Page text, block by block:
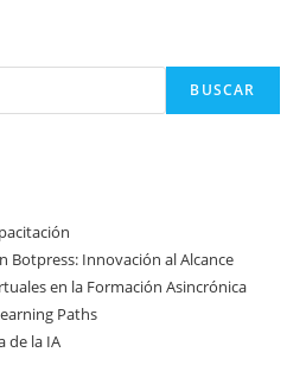
BUSCAR
Botpress: Innovación al Alcance
en la Formación Asincrónica
Paths
de la IA